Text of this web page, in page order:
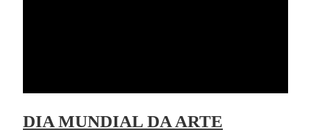
DIA MUNDIAL DA ARTE